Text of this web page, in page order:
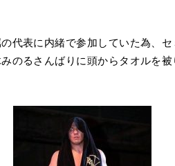
代表に内緒で参加していた為、
のるさんばりに頭からタオルを